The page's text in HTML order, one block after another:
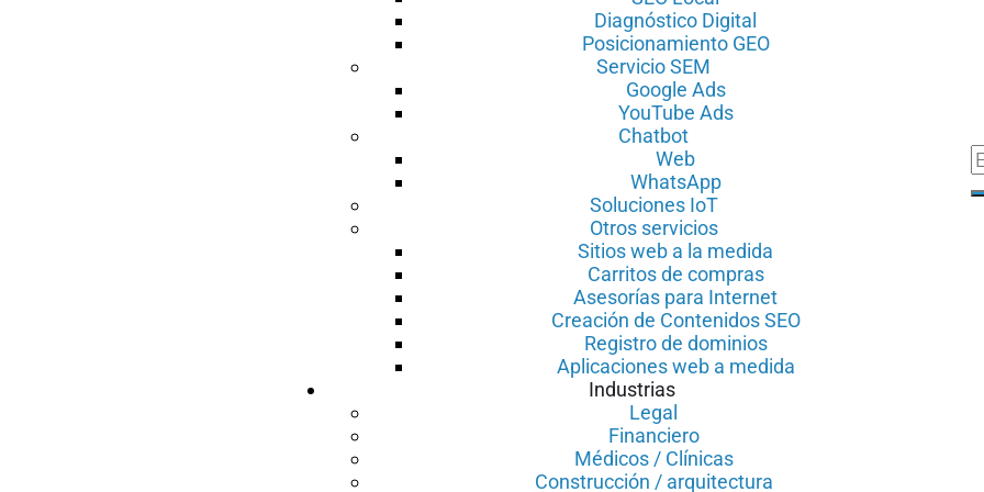
Diagnóstico Digital
Posicionamiento GEO
Servicio SEM
Google Ads
YouTube Ads
Chatbot
Web
WhatsApp
Soluciones IoT
Otros servicios
Sitios web a la medida
Carritos de compras
Asesorías para Internet
Creación de Contenidos SEO
Registro de dominios
Aplicaciones web a medida
Industrias
Legal
Financiero
Médicos / Clínicas
Construcción / arquitectura